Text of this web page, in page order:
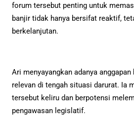
forum tersebut penting untuk
banjir tidak hanya bersifat reaktif,
berkelanjutan.
Ari menyayangkan adanya anggapan
relevan di tengah situasi darurat. Ia
tersebut keliru dan berpotensi
pengawasan legislatif.